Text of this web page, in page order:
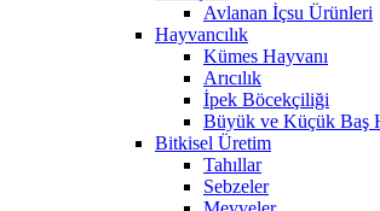
Avlanan İçsu Ürünleri
Hayvancılık
Kümes Hayvanı
Arıcılık
İpek Böcekçiliği
Büyük ve Küçük Baş
Bitkisel Üretim
Tahıllar
Sebzeler